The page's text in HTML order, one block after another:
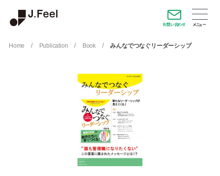
お問い合わせ
Home / Publication / Book/みんなでつなぐリーダーシップ